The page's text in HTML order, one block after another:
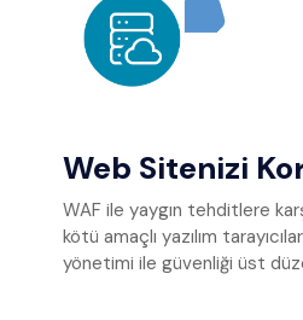
Web Sitenizi
WAF ile yaygın tehditlere
kötü amaçlı yazılım
yönetimi ile güvenliği üst